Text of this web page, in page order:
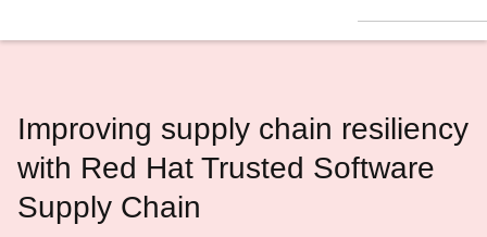
Improving supply chain resiliency
with Red Hat Trusted Software
Supply Chain